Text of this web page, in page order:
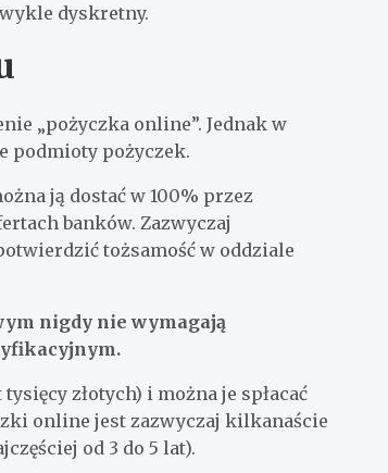
dyskretny.
„pożyczka online”. Jednak w
podmioty pożyczek.
ją dostać w 100% przez
banków. Zazwyczaj
tożsamość w oddziale
nigdy nie wymagają
złotych) i można je spłacać
online jest zazwyczaj kilkanaście
od 3 do 5 lat).